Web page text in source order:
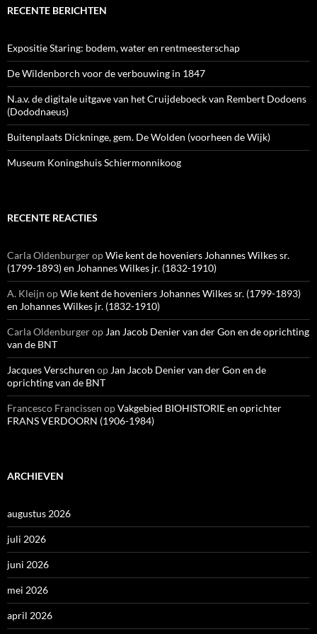
RECENTE BERICHTEN
Expositie Staring: bodem, water en rentmeesterschap
De Wildenborch voor de verbouwing in 1847
N.a.v. de digitale uitgave van het Cruijdeboeck van Rembert Dodoens
(Dododnaeus)
Buitenplaats Dickninge, gem. De Wolden (voorheen de Wijk)
Museum Koningshuis Schiermonnikoog
RECENTE REACTIES
Carla OldenburgeropWie kent de hoveniers Johannes Wilkes sr.
(1799-1893) en Johannes Wilkes jr. (1832-1910)
A. Kleijn opWie kent de hoveniers Johannes Wilkes sr. (1799-1893)
en Johannes Wilkes jr. (1832-1910)
Carla Oldenburgerop Jan Jacob Denier van der Gon en de oprichting
van de BNT
Jacques Verschuren op Jan Jacob Denier van der Gon en de
oprichting van de BNT
Francesco Francissen opVakgebied BIOHISTORIE en oprichter
FRANS VERDOORN (1906-1984)
ARCHIEVEN
augustus 2026
juli 2026
juni 2026
mei 2026
april 2026